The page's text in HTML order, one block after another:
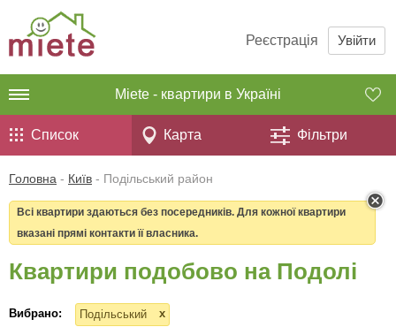
Реєстрація Увійти
Miete - квартири в Україні
Список Карта Фільтри
Головна - Київ - Подільський район
Всі квартири здаються без посередників. Для кожної квартири
вказані прямі контакти її власника.
Квартири подобово на Подолі
Вибрано: Подільський x